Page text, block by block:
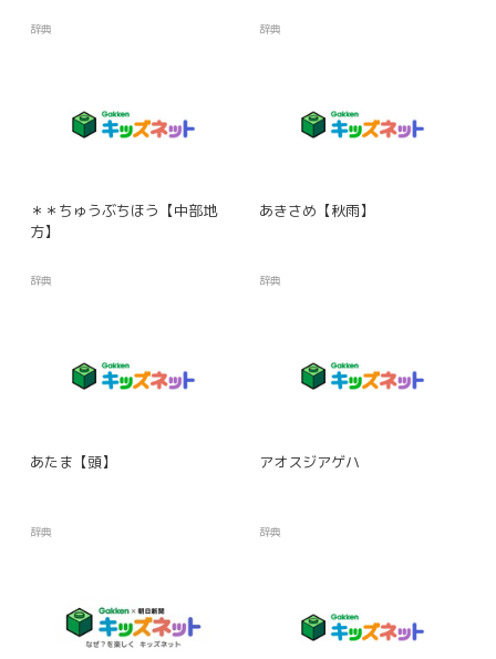
辞典 辞典
＊＊ちゅうぶちほう【中部地
方】
辞典
あきさめ【秋雨】
辞典
あたま【頭】
辞典
アオスジアゲハ
辞典